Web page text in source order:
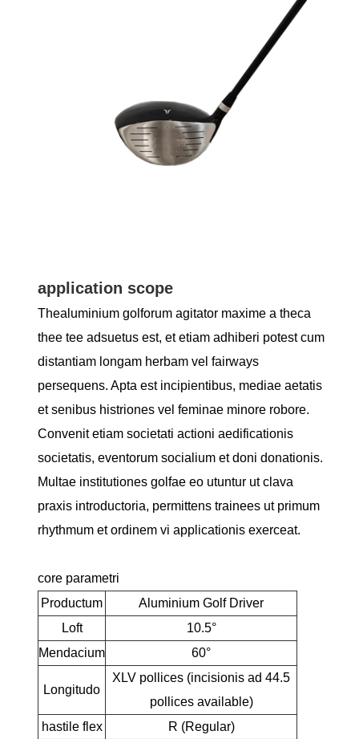
application scope
Thealuminium golforum agitator maxime a theca
thee tee adsuetus est, et etiam adhiberi potest cum
distantiam longam herbam vel fairways
persequens. Apta est incipientibus, mediae aetatis
et senibus histriones vel feminae minore robore.
Convenit etiam societati actioni aedificationis
societatis, eventorum socialium et doni donationis.
Multae institutiones golfae eo utuntur ut clava
praxis introductoria, permittens trainees ut primum
rhythmum et ordinem vi applicationis exerceat.
core parametri
Productum
Aluminium Golf Driver
Loft
10.5°
Mendacium
60°
Longitudo
XLV pollices (incisionis ad 44.5
pollices available)
hastile flex
R (Regular)